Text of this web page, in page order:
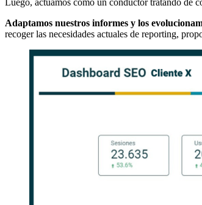
Luego, actuamos como un conductor tratando de
Adaptamos nuestros informes y los
recoger las necesidades actuales de reporting,